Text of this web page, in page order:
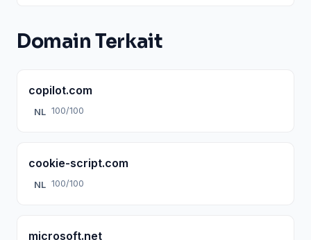
Domain Terkait
copilot.com
NL 100/100
cookie-script.com
NL 100/100
microsoft.net